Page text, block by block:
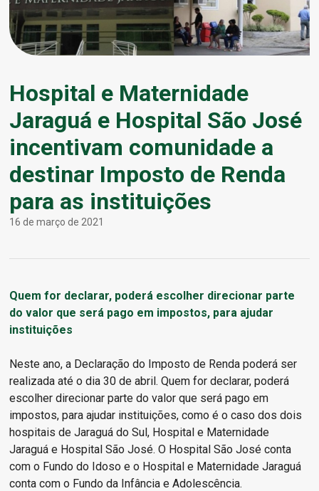
Hospital e Maternidade
Jaraguá e Hospital São José
incentivam comunidade a
destinar Imposto de Renda
para as instituições
16 de março de 2021
Quem for declarar, poderá escolher direcionar parte
do valor que será pago em impostos, para ajudar
instituições
Neste ano, a Declaração do Imposto de Renda poderá ser
realizada até o dia 30 de abril. Quem for declarar, poderá
escolher direcionar parte do valor que será pago em
impostos, para ajudar instituições, como é o caso dos dois
hospitais de Jaraguá do Sul, Hospital e Maternidade
Jaraguá e Hospital São José. O Hospital São José conta
com o Fundo do Idoso e o Hospital e Maternidade Jaraguá
conta com o Fundo da Infância e Adolescência.